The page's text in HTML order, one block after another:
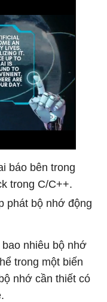
báo bên trong
trong C/C++.
phát bộ nhớ động
nhiêu bộ nhớ
trong một biến
nhớ cần thiết có